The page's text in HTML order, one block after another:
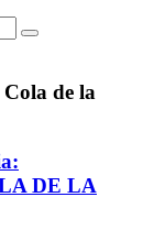
de la
DE LA